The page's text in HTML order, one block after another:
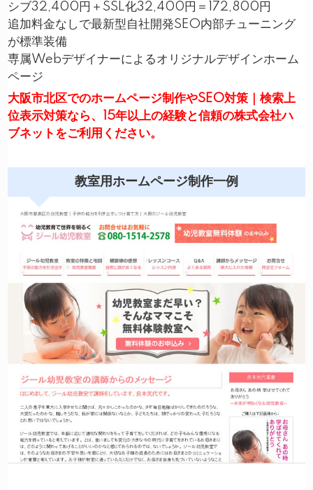
シブ32,400円＋SSL化32,400円＝172,800円
追加料金なしで最新型自社開発SEO内部チューニング
が標準装備
専属Webデザイナーによるオリジナルデザインホーム
ページ
大阪市北区でのホームページ制作やSEO対策｜検索上
位表示対策なら、15年以上の経験と信頼の株式会社ハ
ブネットをご利用ください。
教室用ホームページ制作一例